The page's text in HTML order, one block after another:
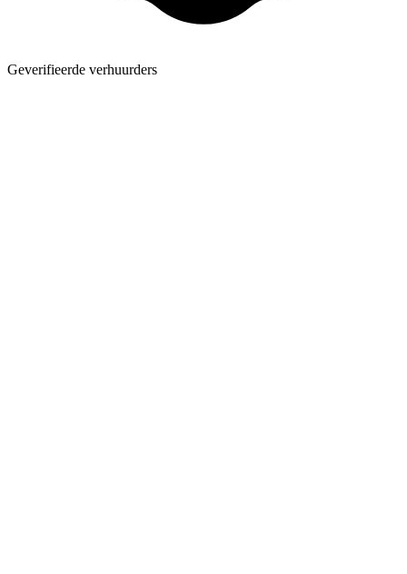
Geverifieerde verhuurders